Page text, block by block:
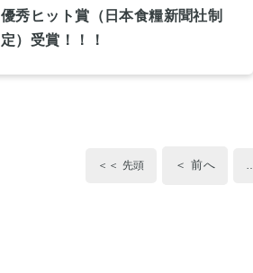
優秀ヒット賞（日本食糧新聞社制
定）受賞！！！
＜＜ 先頭 ＜ 前へ